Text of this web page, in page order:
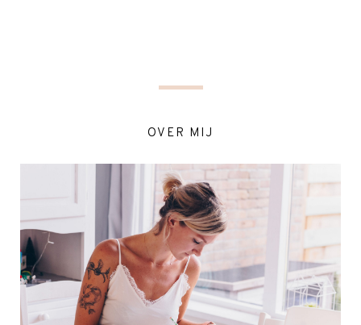
OVER MIJ